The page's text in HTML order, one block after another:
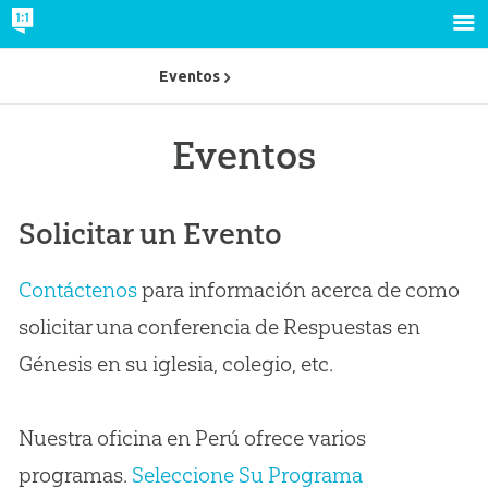
Eventos
Solicitar un Evento
Contáctenospara información acerca de como
solicitar una conferencia de Respuestas en
Génesis en su iglesia, colegio, etc.
Nuestra oficina en Perú ofrece varios
programas. Seleccione Su Programa
Eventos